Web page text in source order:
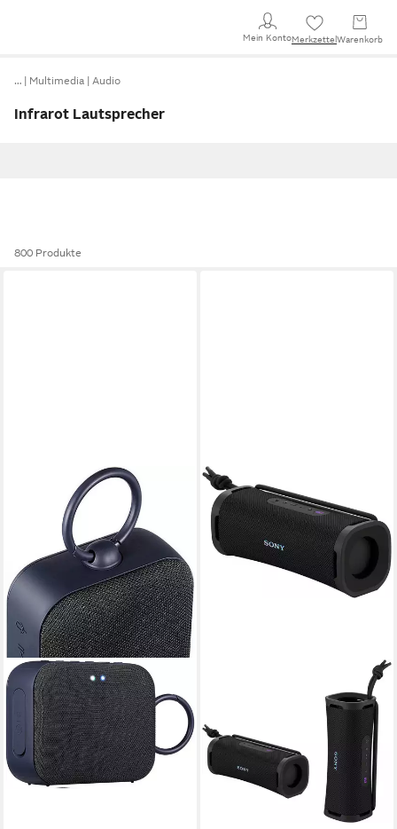
Mein KontoMerkzettel Warenkorb
… Multimedia Audio
Infrarot Lautsprecher
800 Produkte